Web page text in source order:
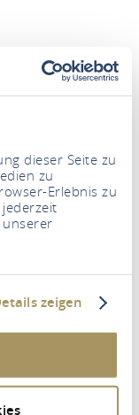
dieser Seite zu
zu
Erlebnis zu
zeigen